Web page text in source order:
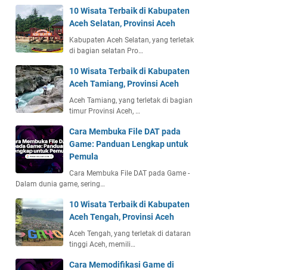
10 Wisata Terbaik di Kabupaten
Aceh Selatan, Provinsi Aceh
Kabupaten Aceh Selatan, yang terletak
di bagian selatan Pro…
10 Wisata Terbaik di Kabupaten
Aceh Tamiang, Provinsi Aceh
Aceh Tamiang, yang terletak di bagian
timur Provinsi Aceh, …
Cara Membuka File DAT pada
Game: Panduan Lengkap untuk
Pemula
Cara Membuka File DAT pada Game -
Dalam dunia game, sering…
10 Wisata Terbaik di Kabupaten
Aceh Tengah, Provinsi Aceh
Aceh Tengah, yang terletak di dataran
tinggi Aceh, memili…
Cara Memodifikasi Game di